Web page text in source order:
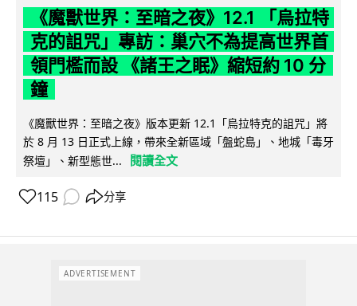
《魔獸世界：至暗之夜》12.1 「烏拉特
克的詛咒」專訪：巢穴不為提高世界首
領門檻而設 《諸王之眠》縮短約 10 分
鐘
《魔獸世界：至暗之夜》版本更新 12.1「烏拉特克的詛咒」將
於 8 月 13 日正式上線，帶來全新區域「盤蛇島」、地城「毒牙
祭壇」、新型態世...
閱讀全文
115 分享
ADVERTISEMENT